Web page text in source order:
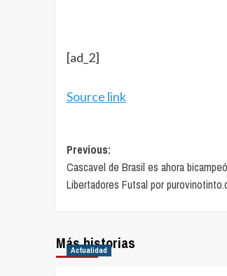
[ad_2]
Source link
Post
navigation
Previous:
Cascavel de Brasil es ahora
Libertadores Futsal por
Más historias
Actualidad